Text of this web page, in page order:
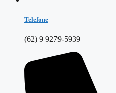
Telefone
(62) 9 9279-5939